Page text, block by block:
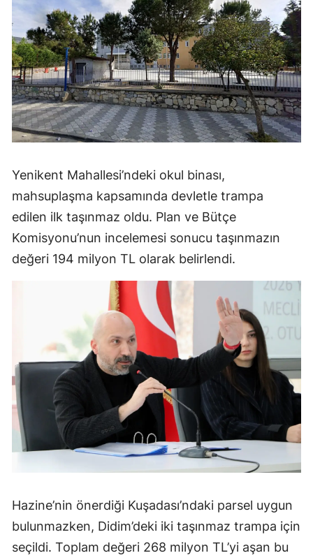
Yenikent Mahallesi’ndeki okul binası,
mahsuplaşma kapsamında devletle trampa
edilen ilk taşınmaz oldu. Plan ve Bütçe
Komisyonu’nun incelemesi sonucu taşınmazın
değeri 194 milyon TL olarak belirlendi.
Hazine’nin önerdiği Kuşadası’ndaki parsel uygun
bulunmazken, Didim’deki iki taşınmaz trampa için
seçildi. Toplam değeri 268 milyon TL’yi aşan bu